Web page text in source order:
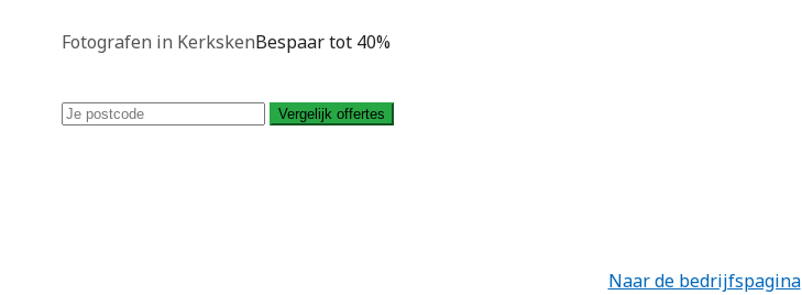
Fotografen in KerkskenBespaar tot 40%
Vergelijk offertes
Naar de bedrijfspagina